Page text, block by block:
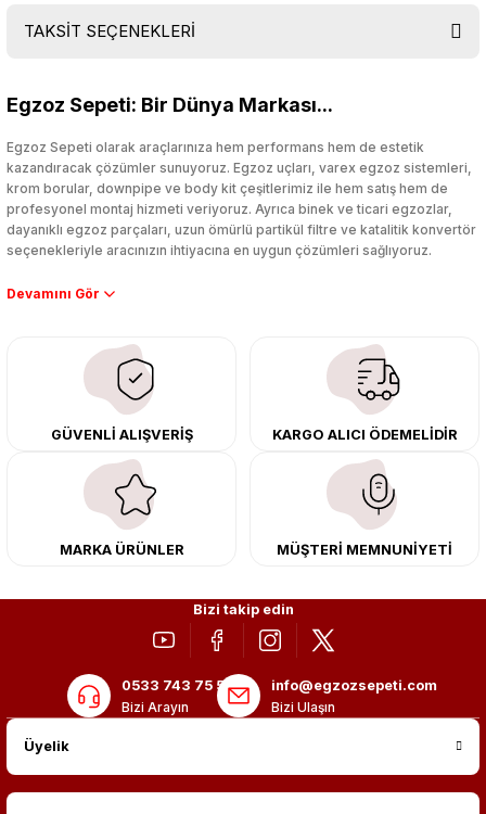
TAKSİT SEÇENEKLERİ
Egzoz Sepeti: Bir Dünya Markası...
Egzoz Sepeti olarak araçlarınıza hem performans hem de estetik
kazandıracak çözümler sunuyoruz. Egzoz uçları, varex egzoz sistemleri,
krom borular, downpipe ve body kit çeşitlerimiz ile hem satış hem de
profesyonel montaj hizmeti veriyoruz. Ayrıca binek ve ticari egzozlar,
dayanıklı egzoz parçaları, uzun ömürlü partikül filtre ve katalitik konvertör
seçenekleriyle aracınızın ihtiyacına en uygun çözümleri sağlıyoruz.
Performans artışı isteyen sürücüler için özel performans egzozları ve
çıkma orijinal ürünler ile yenileyebilir, body kit uygulamalarıyla aracınızın
tasarımını ve aerodinamisini üst seviyeye taşıyabilirsiniz.
Tüm ürünlerimiz orijinal, dayanıklı ve uzun ömürlüdür. İstanbul’daki montaj
merkezimizde profesyonel montaj yapıyor, Türkiye’nin her yerine güvenli
kargo ile teslimat gerçekleştiriyoruz. Aracınıza değer katmak için doğru
adres: Egzoz Sepeti.
GÜVENLİ ALIŞVERİŞ KARGO ALICI ÖDEMELİDİR
MARKA ÜRÜNLER MÜŞTERİ MEMNUNİYETİ
Bizi takip edin
0533 743 75 56
Bizi Arayın
info@egzozsepeti.com
Bizi Ulaşın
Üyelik